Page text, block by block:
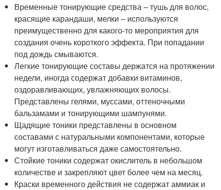
Временные тонирующие средства – тушь для волос,
красящие карандаши, мелки – используются
преимущественно для какого-то мероприятия для
создания очень короткого эффекта. При попадании
под дождь смываются.
Легкие тонирующие составы держатся на протяжении
недели, иногда содержат добавки витаминов,
оздоравливающих, увлажняющих волосы.
Представлены гелями, муссами, оттеночными
бальзамами и тонирующими шампунями.
Щадящие тоники представлены в основном
составами с натуральными компонентами, которые
могут изготавливаться даже самостоятельно.
Стойкие тоники содержат окислитель в небольшом
количестве и закрепляют цвет более чем на месяц.
Краски временного действия не содержат аммиак и